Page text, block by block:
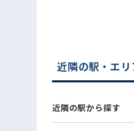
近隣の駅・エ
近隣の駅から探す